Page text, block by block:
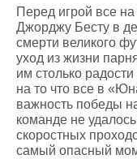
Перед игрой все
Джорджу Бесту в
смерти великого
уход из жизни
им столько
на то что все в
важность победы
команде не
скоростных
самый опасный